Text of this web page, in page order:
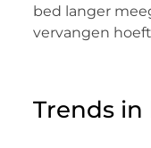
bed langer
vervangen
Trends